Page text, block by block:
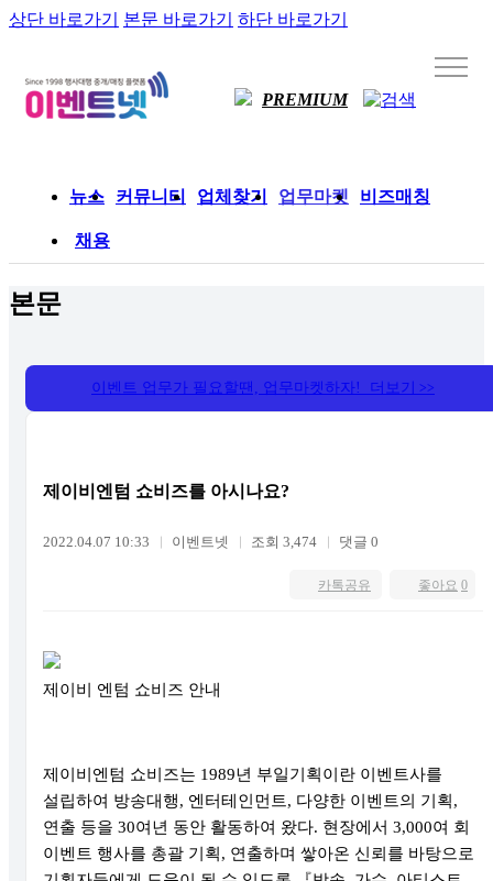
상단 바로가기 본문 바로가기 하단 바로가기
PREMIUM
뉴스 커뮤니티 업체찾기 업무마켓 비즈매칭
채용
본문
이벤트 업무가 필요할땐, 업무마켓하자! 더보기 >>
제이비엔텀 쇼비즈를 아시나요?
2022.04.07 10:33 이벤트넷 조회 3,474 댓글 0
좋아요 0
카톡공유
제이비 엔텀 쇼비즈 안내
제이비엔텀 쇼비즈는 1989년 부일기획이란 이벤트사를
설립하여 방송대행, 엔터테인먼트, 다양한 이벤트의 기획,
연출 등을 30여년 동안 활동하여 왔다. 현장에서 3,000여 회
이벤트 행사를 총괄 기획, 연출하며 쌓아온 신뢰를 바탕으로